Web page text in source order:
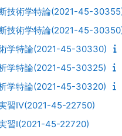
技術学特論(2021-45-
技術学特論(2021-45-
学特論(2021-45-30330)
学特論(2021-45-30325)
学特論(2021-45-30320)
習Ⅳ(2021-45-22750)
習Ⅰ(2021-45-22720)